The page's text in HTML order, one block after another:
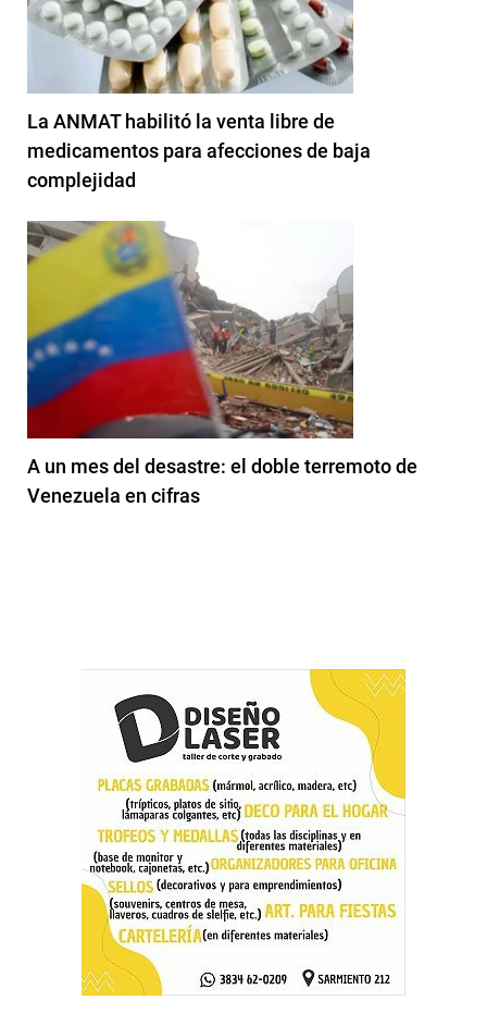
La ANMAT habilitó la venta libre de
medicamentos para afecciones de baja
complejidad
A un mes del desastre: el doble terremoto de
Venezuela en cifras